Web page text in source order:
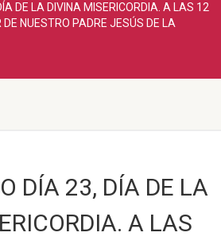
DE LA DIVINA MISERICORDIA. A LAS 12
NUESTRO PADRE JESÚS DE LA
DÍA 23, DÍA DE LA
A LAS